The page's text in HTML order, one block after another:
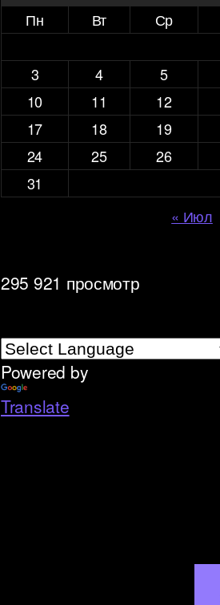
Пн
Вт Ср
3
4 5
10
11 12
17
18 19
24
25 26
31
« Июл
295 921 просмотр
Powered by
Translate